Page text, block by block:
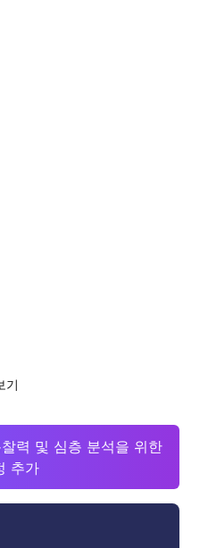
기
력 및 심층 분석을 위한
추가